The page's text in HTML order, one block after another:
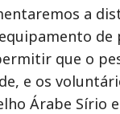
a
de
que o
e os
Árabe Sírio